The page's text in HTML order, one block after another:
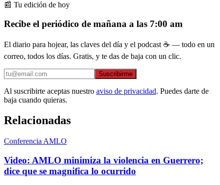
📰 Tu edición de hoy
Recibe el periódico de mañana a las 7:00 am
El diario para hojear, las claves del día y el podcast ☕ — todo en un
correo, todos los días. Gratis, y te das de baja con un clic.
Suscribirme
Al suscribirte aceptas nuestro aviso de privacidad. Puedes darte de
baja cuando quieras.
Relacionadas
Conferencia AMLO
Video: AMLO minimiza la violencia en Guerrero;
dice que se magnifica lo ocurrido